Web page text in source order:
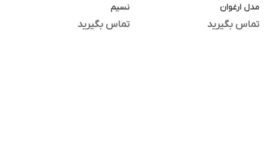
مدل ارغوان
تماس بگیرید
نسیم
تماس بگیرید